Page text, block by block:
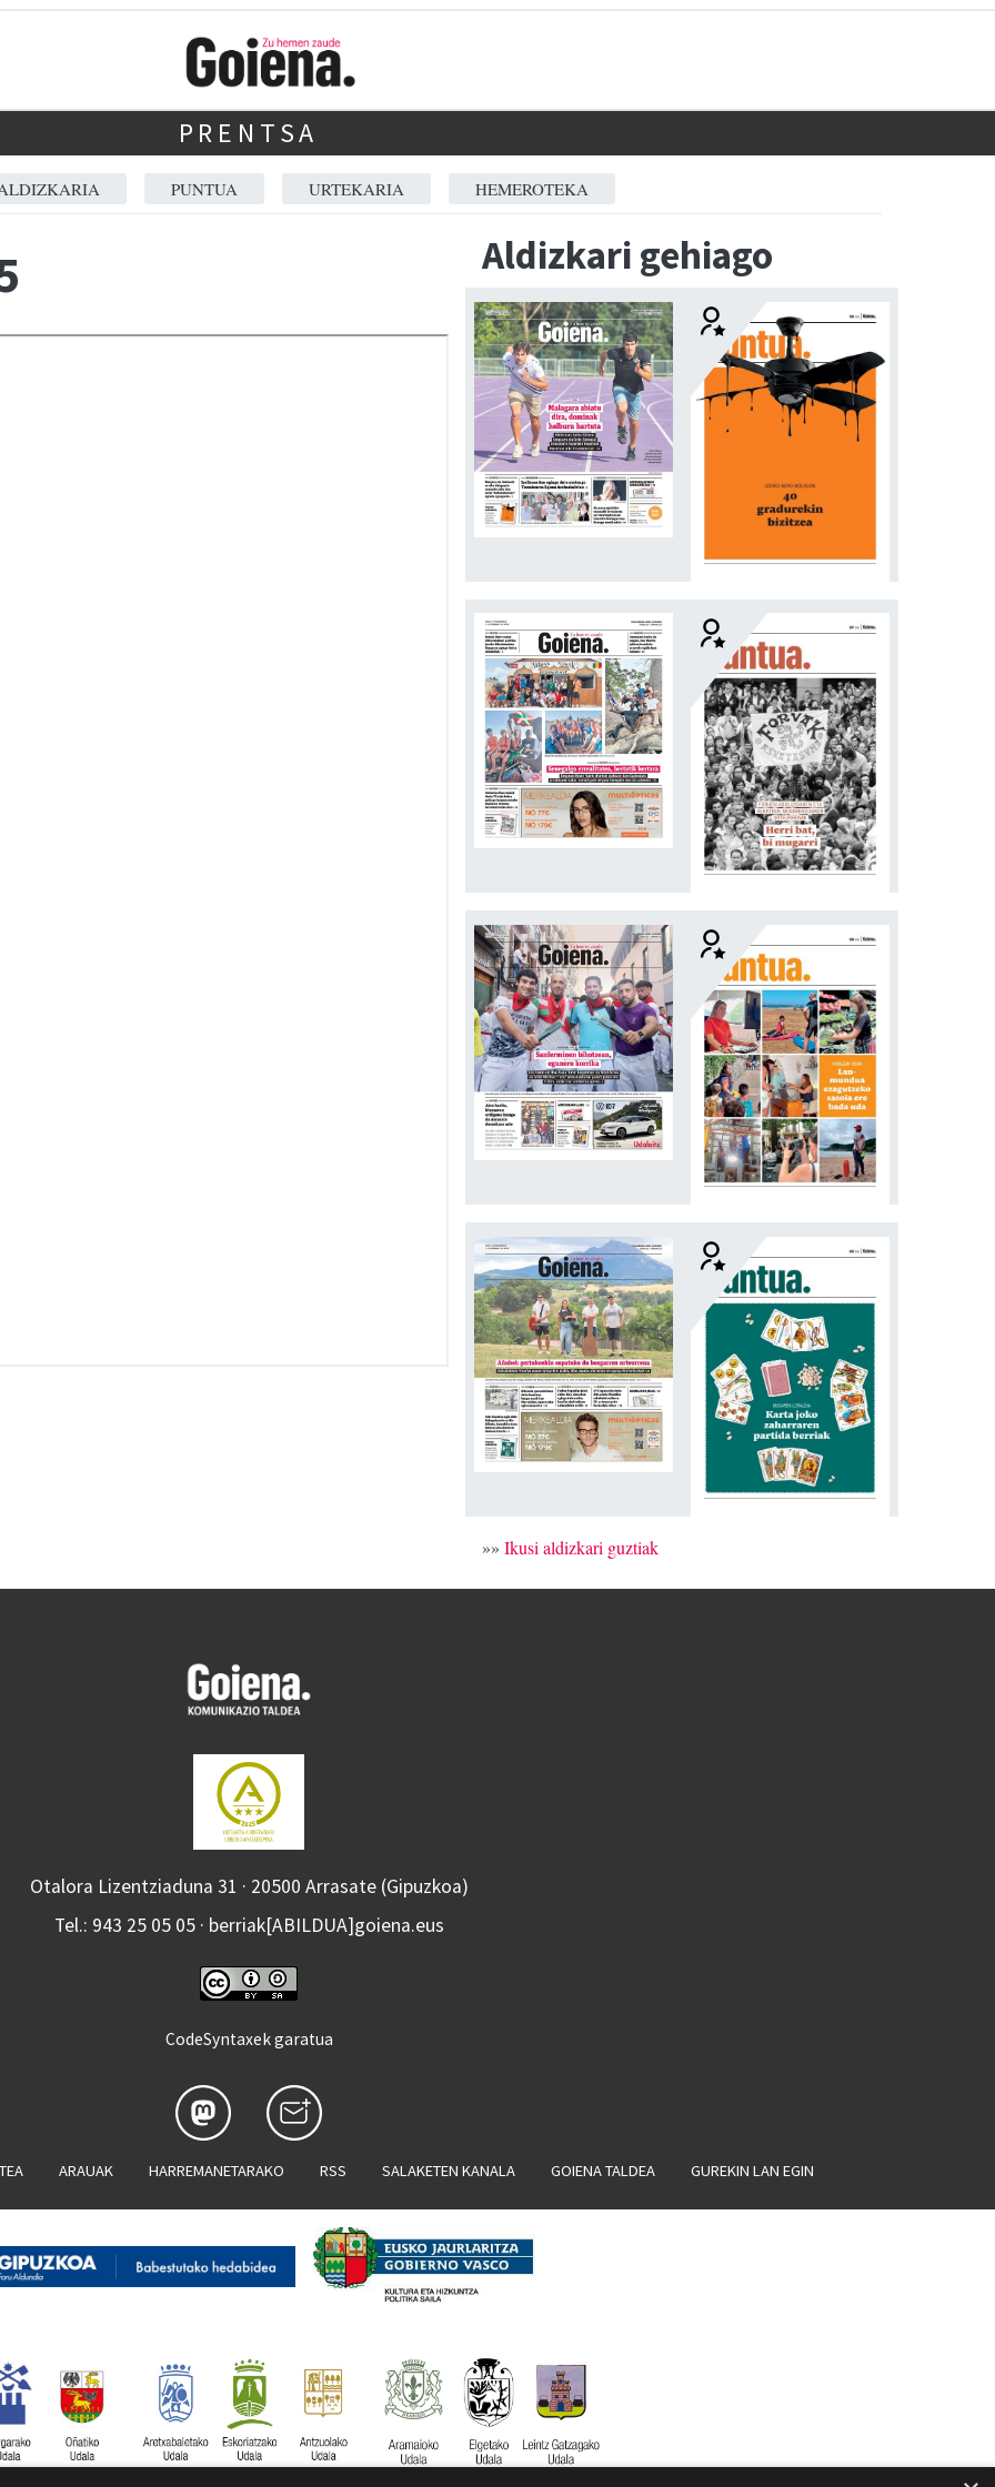
PRENTSA
PUNTUA URTEKARIA HEMEROTEKA
Aldizkari gehiago
»» Ikusi aldizkari guztiak
Otalora Lizentziaduna 31 · 20500 Arrasate (Gipuzkoa)
Tel.: 943 25 05 05 · berriak[ABILDUA]goiena.eus
CodeSyntaxek garatua
ARAUAK HARREMANETARAKO RSS SALAKETEN KANALA GOIENA TALDEA GUREKIN LAN EGIN